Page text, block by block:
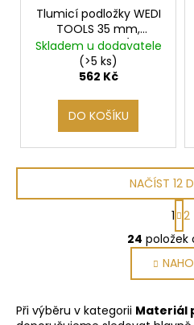
Tlumicí podložky WEDI
TOOLS 35 mm,
pozinkovaná (100
ks/bal)
Skladem u dodavatele
(>5 ks)
562 Kč
DO KOŠÍKU
O
v
l
á
d
a
NAČÍST 12
S
t
r
á
n
k
v
1 2
24 položek
Při výběru v kategorii Materiál